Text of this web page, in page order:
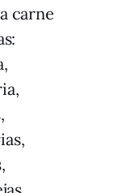
carne